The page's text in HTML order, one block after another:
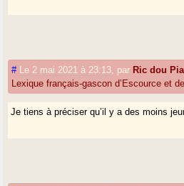
# Le 2 mai 2021 à 23:13 par Ric dou
Lexique français-gascon d’Escource et
Je tiens à préciser qu’il y a des moins